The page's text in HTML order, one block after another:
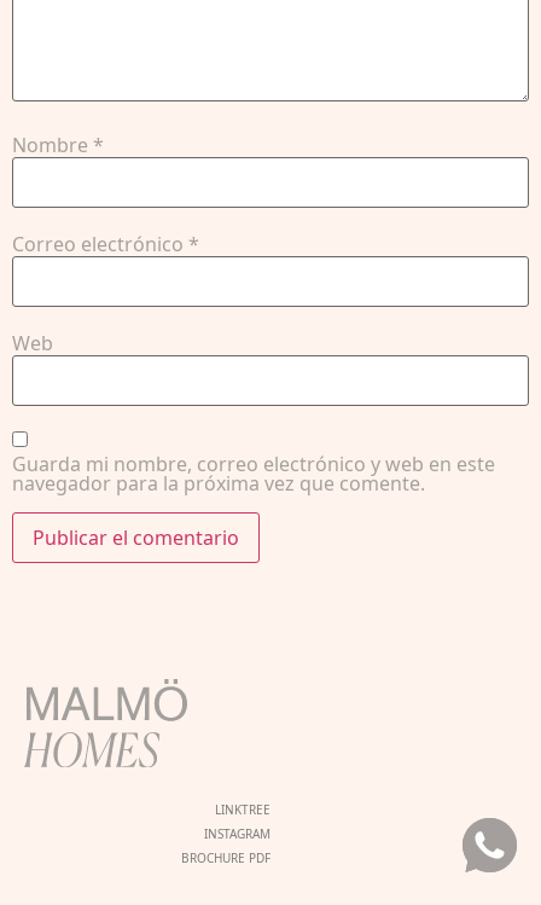
Nombre *
Correo electrónico *
Web
Guarda mi nombre, correo electrónico y web en este
navegador para la próxima vez que comente.
LINKTREE
INSTAGRAM
BROCHURE PDF